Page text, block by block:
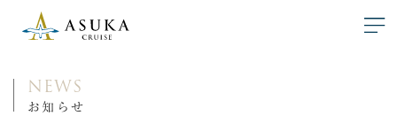
NEWS
お知らせ